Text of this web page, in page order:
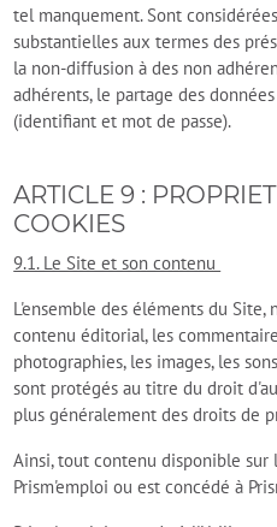
tel manquement. Sont
substantielles aux termes des
la non-diffusion à des non
adhérents, le partage des
(identifiant et mot de passe).
ARTICLE 9 :
COOKIES
9.1. Le Site et son contenu
L'ensemble des éléments du
contenu éditorial, les
photographies, les images, les
sont protégés au titre du droit
plus généralement des droits de
Ainsi, tout contenu disponible
Prism'emploi ou est concédé à